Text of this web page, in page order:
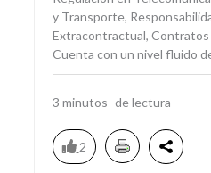
y Transporte,
Extracontractual, Contratos
Cuenta con un nivel fluido
3 minutos
2